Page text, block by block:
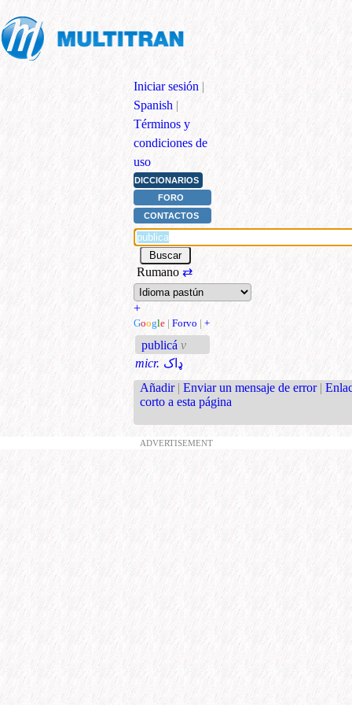
Iniciar sesión |
Spanish |
Términos y
condiciones de
uso
DICCIONARIOS
FORO
CONTACTOS
Rumano ⇄
+
Google | Forvo | +
publicá v
micr. ډاک
Añadir | Enviar un mensaje de error |
corto a esta página
ADVERTISEMENT